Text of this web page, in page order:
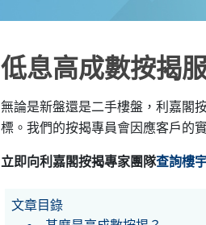
低息高成數按揭
無論是新盤還是二手樓盤，利嘉閣
標。我們的按揭專員會因應客戶的
立即向利嘉閣按揭專家團隊查詢樓
文章目錄